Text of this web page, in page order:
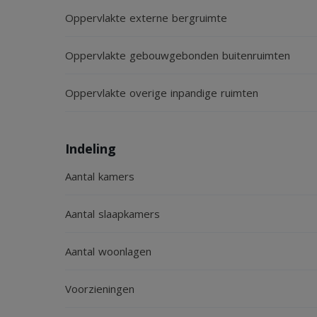
- Lange oprit en volop parkeergelegenheid op
Oppervlakte externe bergruimte
Oppervlakte gebouwgebonden buitenruimten
Oppervlakte overige inpandige ruimten
Indeling
Aantal kamers
Aantal slaapkamers
Aantal woonlagen
Voorzieningen